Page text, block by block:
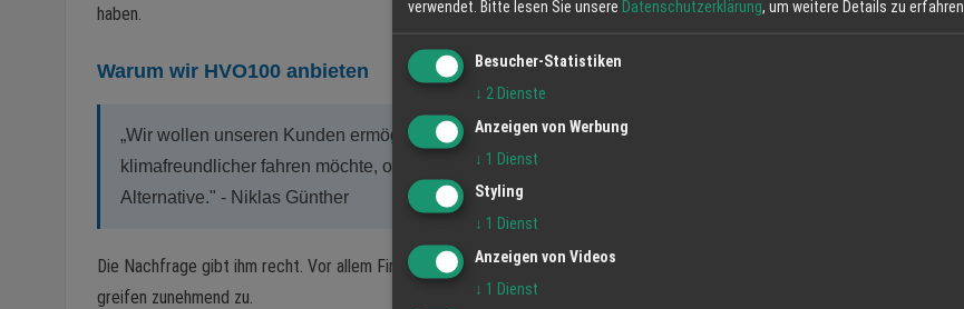
haben.
Warum wir HVO100 anbieten
„Wir wollen unseren Kunden ermöglichen, eine bewusste Entscheidung zu treffen. Wer
klimafreundlicher fahren möchte, ohne sein Fahrzeug zu wechseln, hat mit HVO100 eine echte
Alternative." - Niklas Günther
Die Nachfrage gibt ihm recht. Vor allem Firmenkunden und LKW-Speditionen, die ihre CO²-Bilanz verbessern wollen,
greifen zunehmend zu.
verwendet. Bitte lesen Sie unsere Datenschutzerklärung, um weitere Details zu erfahren.
Besucher-Statistiken
↓ 2 Dienste
Anzeigen von Werbung
↓ 1 Dienst
Styling
↓ 1 Dienst
Anzeigen von Videos
↓ 1 Dienst